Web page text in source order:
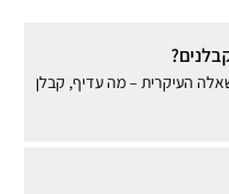
העיקרית – מה עדיף, קבלן